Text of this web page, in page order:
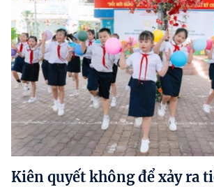
Kiên quyết không để xảy ra